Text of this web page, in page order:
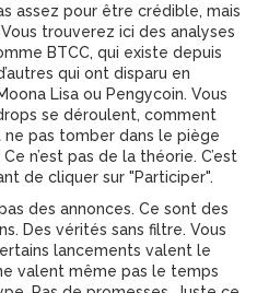
assez pour être crédible, mais
trouverez ici des analyses
BTCC, qui existe depuis
qui ont disparu en
Lisa ou Pengycoin. Vous
se déroulent, comment
pas tomber dans le piège
n’est pas de la théorie. C’est
de cliquer sur "Participer".
des annonces. Ce sont des
Des vérités sans filtre. Vous
lancements valent le
valent même pas le temps